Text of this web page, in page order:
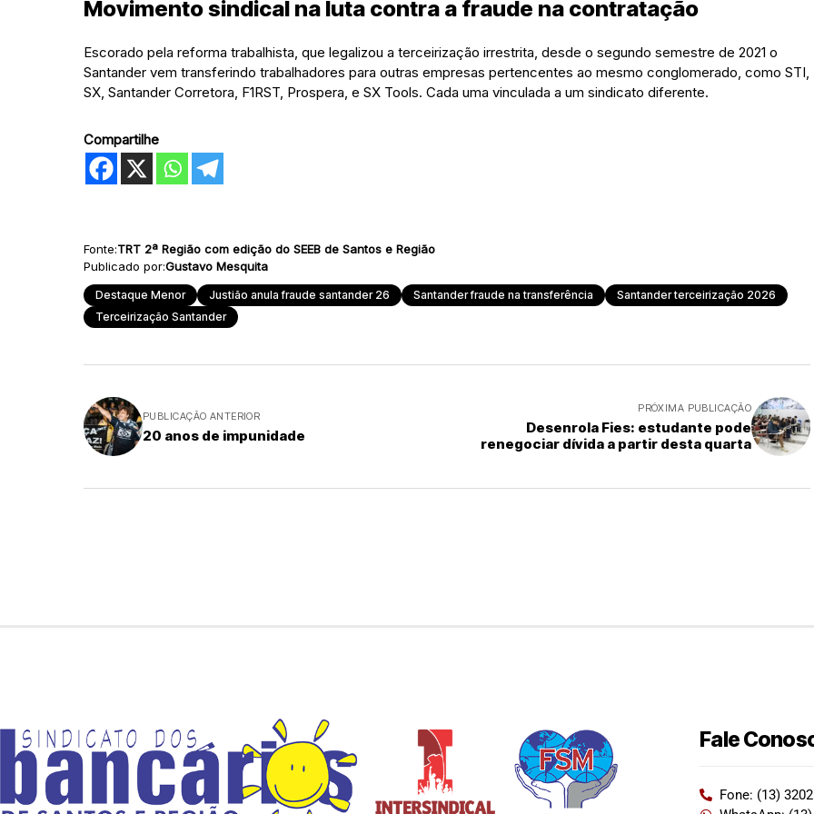
Movimento sindical na luta contra a fraude na contratação
Escorado pela reforma trabalhista, que legalizou a terceirização irrestrita, desde o segundo semestre de 2021 o
Santander vem transferindo trabalhadores para outras empresas pertencentes ao mesmo conglomerado, como STI,
SX, Santander Corretora, F1RST, Prospera, e SX Tools. Cada uma vinculada a um sindicato diferente.
Compartilhe
Fonte:TRT 2ª Região com edição do SEEB de Santos e Região
Publicado por:Gustavo Mesquita
Destaque Menor Justião anula fraude santander 26 Santander fraude na transferência
Santander terceirização 2026
Terceirização Santander
PUBLICAÇÃO ANTERIOR
20 anos de impunidade
PRÓXIMA PUBLICAÇÃO
Desenrola Fies: estudante pode
renegociar dívida a partir desta quarta
Fale
Fone: (13)